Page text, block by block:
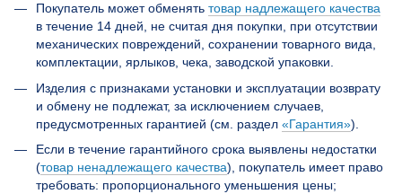
Покупатель может обменять товар надлежащего качества
в течение 14 дней, не считая дня покупки, при отсутствии
механических повреждений, сохранении товарного вида,
комплектации, ярлыков, чека, заводской упаковки.
Изделия с признаками установки и эксплуатации возврату
и обмену не подлежат, за исключением случаев,
предусмотренных гарантией (см. раздел «Гарантия»).
Если в течение гарантийного срока выявлены недостатки
(товар ненадлежащего качества), покупатель имеет право
требовать: пропорционального уменьшения цены;